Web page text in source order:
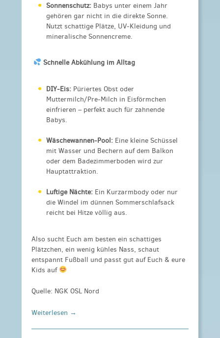
Sonnenschutz: Babys unter einem Jahr
gehören gar nicht in die direkte Sonne.
Nutzt schattige Plätze, UV-Kleidung und
mineralische Sonnencreme.
Schnelle Abkühlung im Alltag
DIY-Eis: Püriertes Obst oder
Muttermilch/Pre-Milch in Eisförmchen
einfrieren – perfekt auch für zahnende
Babys.
Wäschewannen-Pool: Eine kleine Schüssel
mit Wasser und Bechern auf dem Balkon
oder dem Badezimmerboden wird zur
Hauptattraktion.
Luftige Nächte: Ein Kurzarmbody oder nur
die Windel im dünnen Sommerschlafsack
reicht bei Hitze völlig aus.
Also sucht Euch am besten ein schattiges
Plätzchen, ein wenig kühles Nass, schaut
entspannt Fußball und passt gut auf Euch & eure
Kids auf
Quelle: NGK OSL Nord
Weiterlesen →